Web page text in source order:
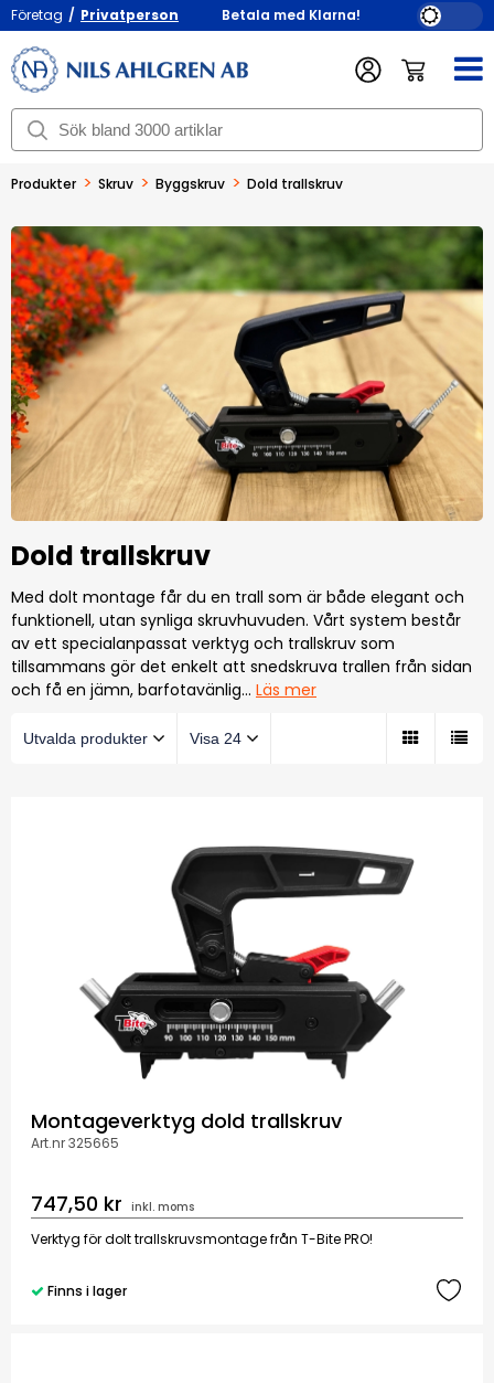
Företag / Privatperson Betala med Klarna!
Produkter > Skruv > Byggskruv > Dold trallskruv
Dold trallskruv
Med dolt montage får du en trall som är både elegant och
funktionell, utan synliga skruvhuvuden. Vårt system består
av ett specialanpassat verktyg och trallskruv som
tillsammans gör det enkelt att snedskruva trallen från sidan
och få en jämn, barfotavänlig… Läs mer
Montageverktyg dold trallskruv
Art.nr 325665
747,50 kr inkl. moms
Verktyg för dolt trallskruvsmontage från T-Bite PRO!
Finns i lager